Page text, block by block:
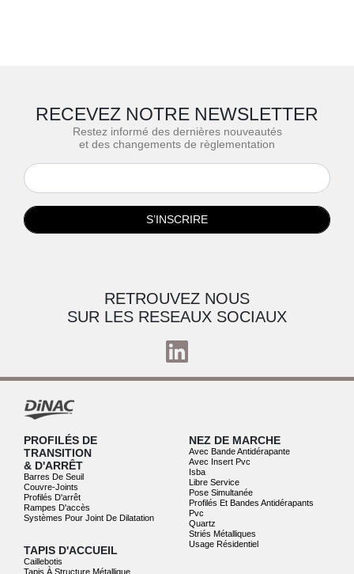
RECEVEZ NOTRE NEWSLETTER
Restez informé des dernières nouveautés
et des changements de règlementation
S’INSCRIRE
RETROUVEZ NOUS
SUR LES RESEAUX SOCIAUX
PROFILÉS DE
TRANSITION
& D'ARRÊT
Barres De Seuil
Couvre-Joints
Profilés D'arrêt
Rampes D'accès
Systèmes Pour Joint De Dilatation
TAPIS D'ACCUEIL
Caillebotis
Tapis À Structure Métallique
NEZ DE MARCHE
Avec Bande Antidérapante
Avec Insert Pvc
Isba
Libre Service
Pose Simultanée
Profilés Et Bandes Antidérapants
Pvc
Quartz
Striés Métalliques
Usage Résidentiel